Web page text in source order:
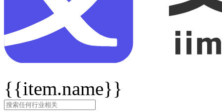
{{item.name}}